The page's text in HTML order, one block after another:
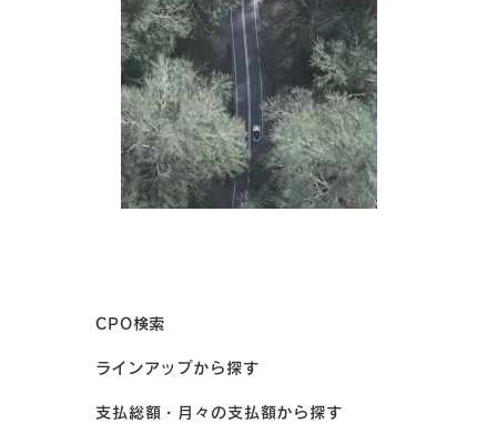
CPO検索
ラインアップから探す
支払総額・月々の支払額から探す